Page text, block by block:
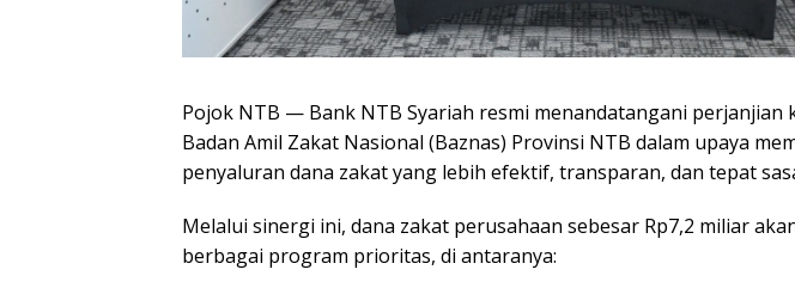
Pojok NTB — Bank NTB Syariah resmi menandatangani perjanjian
Badan Amil Zakat Nasional (Baznas) Provinsi NTB dalam upaya
penyaluran dana zakat yang lebih efektif, transparan, dan tepat
Melalui sinergi ini, dana zakat perusahaan sebesar Rp7,2 miliar
berbagai program prioritas, di antaranya: